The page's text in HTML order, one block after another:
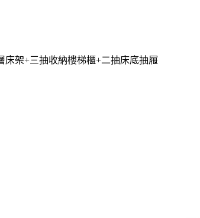
床架+三抽收納樓梯櫃+二抽床底抽屜